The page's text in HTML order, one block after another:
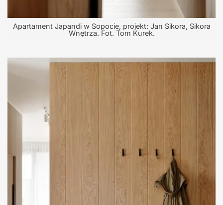
Apartament Japandi w Sopocie, projekt: Jan Sikora, Sikora
Wnętrza. Fot. Tom Kurek.